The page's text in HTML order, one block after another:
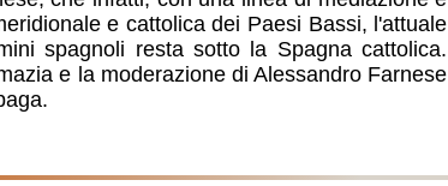
e cattolica dei Paesi Bassi, l'attuale
spagnoli resta sotto la Spagna cattolica.
e la moderazione di Alessandro Farnese